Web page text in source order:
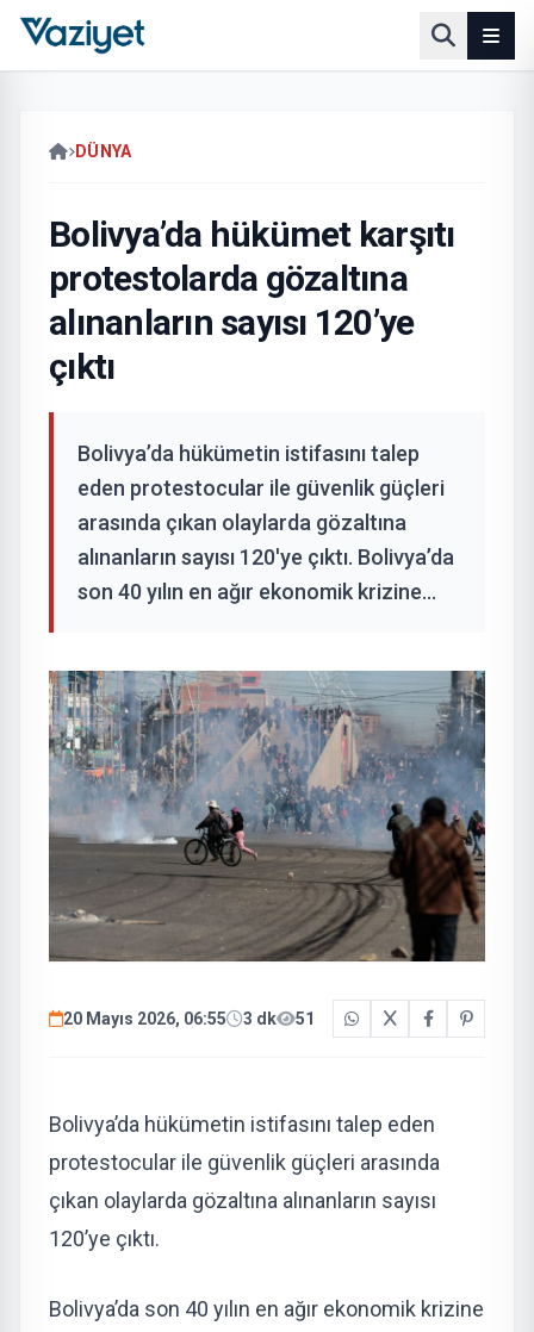
DÜNYA
Bolivya’da hükümet karşıtı
protestolarda gözaltına
alınanların sayısı 120’ye
çıktı
Bolivya’da hükümetin istifasını talep
eden protestocular ile güvenlik güçleri
arasında çıkan olaylarda gözaltına
alınanların sayısı 120'ye çıktı. Bolivya’da
son 40 yılın en ağır ekonomik krizine...
20 Mayıs 2026, 06:55 3 dk 51
Bolivya’da hükümetin istifasını talep eden
protestocular ile güvenlik güçleri arasında
çıkan olaylarda gözaltına alınanların sayısı
120’ye çıktı.
Bolivya’da son 40 yılın en ağır ekonomik krizine